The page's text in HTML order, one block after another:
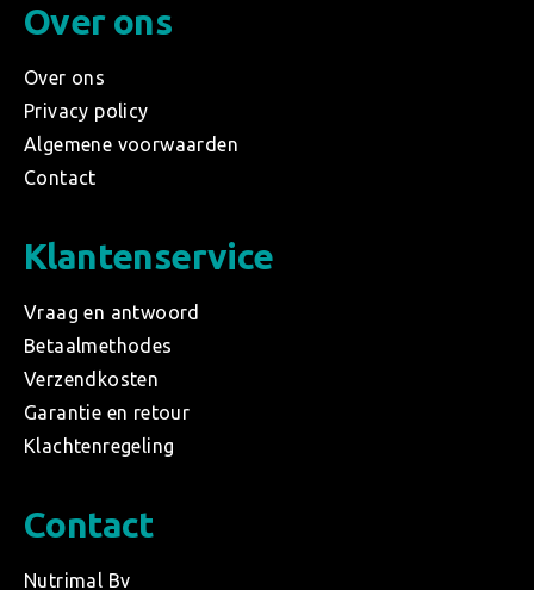
Over ons
Over ons
Privacy policy
Algemene voorwaarden
Contact
Klantenservice
Vraag en antwoord
Betaalmethodes
Verzendkosten
Garantie en retour
Klachtenregeling
Contact
Nutrimal Bv